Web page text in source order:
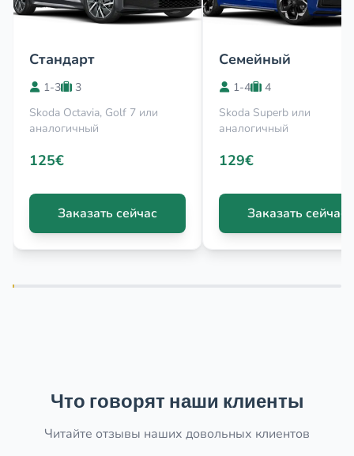
Стандарт
1-3
3
Skoda Octavia, Golf 7 или
аналогичный
125€
Заказать сейчас
Семейный
1-4
4
Skoda Superb или
аналогичный
129€
Заказать сейчас
Что говорят наши клиенты
Читайте отзывы наших довольных клиентов